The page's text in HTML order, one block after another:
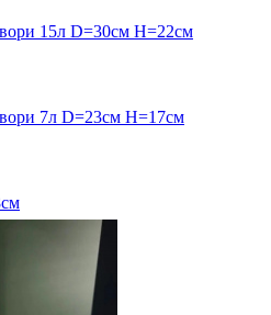
15л D=30см H=22см
7л D=23см H=17см